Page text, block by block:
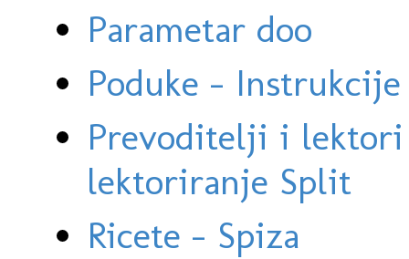
Parametar doo
Poduke -
Prevoditelji i
lektoriranje Split
Ricete - Spiza